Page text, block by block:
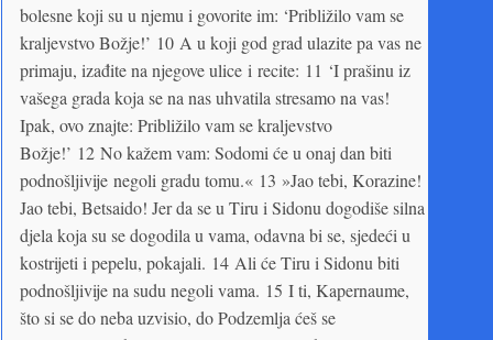
bolesne koji su u njemu i govorite im: ‘Približilo vam se
kraljevstvo Božje!’ 10 A u koji god grad ulazite pa vas ne
primaju, izađite na njegove ulice i recite: 11 ‘I prašinu iz
vašega grada koja se na nas uhvatila stresamo na vas!
Ipak, ovo znajte: Približilo vam se kraljevstvo
Božje!’ 12 No kažem vam: Sodomi će u onaj dan biti
podnošljivije negoli gradu tomu.« 13 »Jao tebi, Korazine!
Jao tebi, Betsaido! Jer da se u Tiru i Sidonu dogodiše silna
djela koja su se dogodila u vama, odavna bi se, sjedeći u
kostrijeti i pepelu, pokajali. 14 Ali će Tiru i Sidonu biti
podnošljivije na sudu negoli vama. 15 I ti, Kapernaume,
što si se do neba uzvisio, do Podzemlja ćeš se